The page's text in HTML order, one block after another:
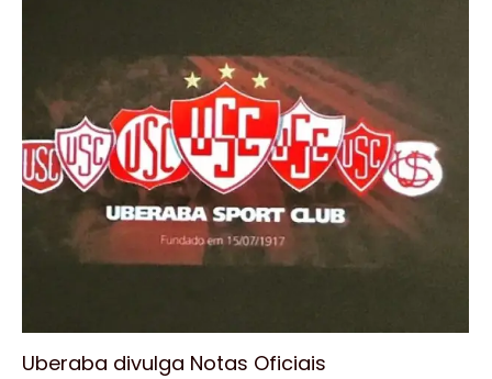
Uberaba divulga Notas Oficiais